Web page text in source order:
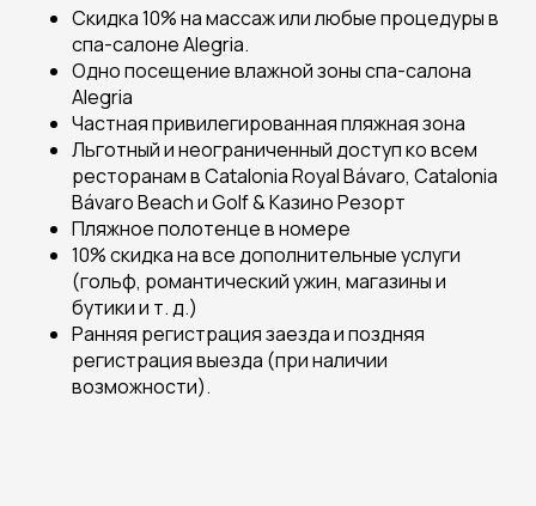
Скидка 10% на массаж или любые процедуры в
спа-салоне Alegria.
Одно посещение влажной зоны спа-салона
Alegria
Частная привилегированная пляжная зона
Льготный и неограниченный доступ ко всем
ресторанам в Catalonia Royal Bávaro, Catalonia
Bávaro Beach и Golf & Казино Резорт
Пляжное полотенце в номере
10% скидка на все дополнительные услуги
(гольф, романтический ужин, магазины и
бутики и т. д.)
Ранняя регистрация заезда и поздняя
регистрация выезда (при наличии
возможности).